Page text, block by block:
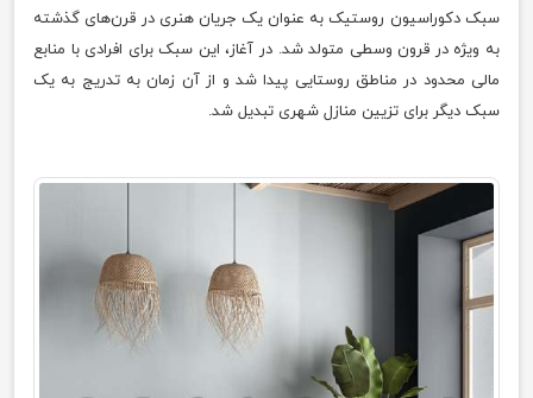
سبک دکوراسیون روستیک به عنوان یک جریان هنری در قرن‌های گذشته
به ویژه در قرون وسطی متولد شد. در آغاز، این سبک برای افرادی با منابع
مالی محدود در مناطق روستایی پیدا شد و از آن زمان به تدریج به یک
سبک دیگر برای تزیین منازل شهری تبدیل شد.